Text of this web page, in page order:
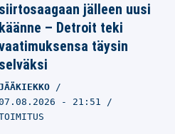
siirtosaagaan jälleen uusi
käänne – Detroit teki
täysin
selväksi
- 21:51